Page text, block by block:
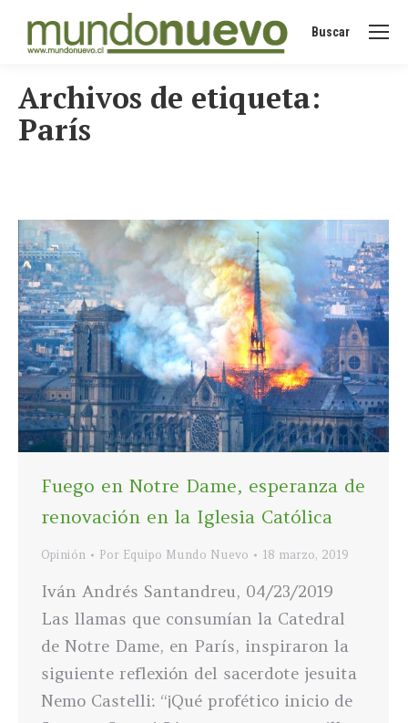
Buscar:
Buscar
Archivos de etiqueta:
París
Fuego en Notre Dame, esperanza de
renovación en la Iglesia Católica
Opinión Por Equipo Mundo Nuevo 18 marzo, 2019
Iván Andrés Santandreu, 04/23/2019
Las llamas que consumían la Catedral
de Notre Dame, en París, inspiraron la
siguiente reflexión del sacerdote jesuita
Nemo Castelli: “¡Qué profético inicio de